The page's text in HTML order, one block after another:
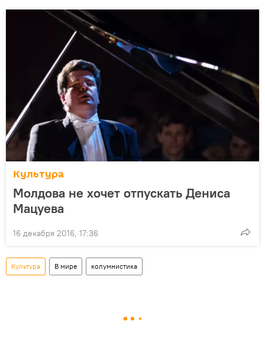
Культура
Молдова не хочет отпускать Дениса
Мацуева
16 декабря 2016, 17:36
Культура В мире колумнистика